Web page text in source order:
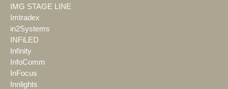
IMG STAGE LINE
Imtradex
in2Systems
INFiLED
Infinity
InfoComm
InFocus
Innlights